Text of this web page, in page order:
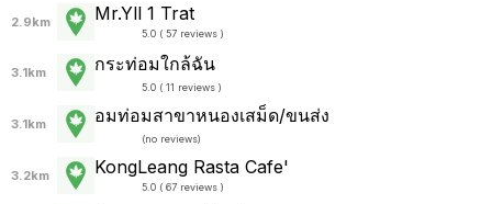
2.9km Mr.Yll 1 Trat
5.0 ( 57 reviews )
3.1km กระท่อมใกล้ฉัน
5.0 ( 11 reviews )
3.1km อมท่อมสาขาหนองเสม็ด/ขนส่ง
(no reviews)
3.2km KongLeang Rasta Cafe'
5.0 ( 67 reviews )